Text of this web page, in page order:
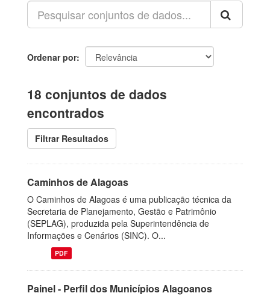
Ordenar por
18 conjuntos de dados
encontrados
Filtrar Resultados
Caminhos de Alagoas
O Caminhos de Alagoas é uma publicação técnica da
Secretaria de Planejamento, Gestão e Patrimônio
(SEPLAG), produzida pela Superintendência de
Informações e Cenários (SINC). O...
PDF
Painel - Perfil dos Municípios Alagoanos